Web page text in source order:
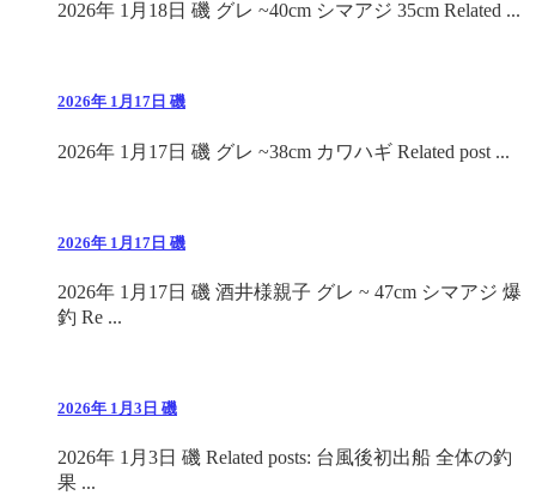
2026年 1月18日 磯 グレ ~40cm シマアジ 35cm Related ...
2026年 1月17日 磯
2026年 1月17日 磯 グレ ~38cm カワハギ Related post ...
2026年 1月17日 磯
2026年 1月17日 磯 酒井様親子 グレ ~ 47cm シマアジ 爆
釣 Re ...
2026年 1月3日 磯
2026年 1月3日 磯 Related posts: 台風後初出船 全体の釣
果 ...